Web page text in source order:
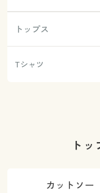
トップス
Tシャツ
ト
カットソー